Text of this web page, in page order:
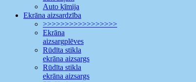
Auto ķīmija
Ekrāna aizsardzība
>>>>>>>>>>>>>>>>>
Ekrāna
aizsargplēves
Rūdīta stikla
ekrāna aizsargs
Rūdīta stikla
ekrāna aizsargs